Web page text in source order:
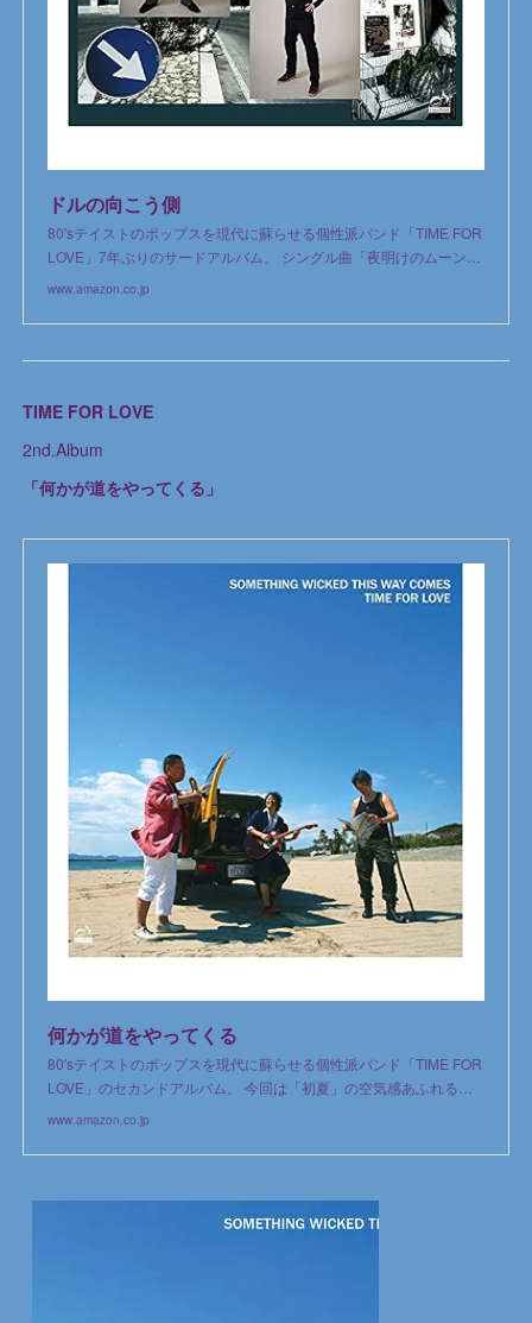
ドルの向こう側
80'sテイストのポップスを現代に蘇らせる個性派バンド「TIME FOR
LOVE」7年ぶりのサードアルバム。 シングル曲「夜明けのムーン…
www.amazon.co.jp
TIME FOR LOVE
2nd.Album
「何かが道をやってくる」
何かが道をやってくる
80'sテイストのポップスを現代に蘇らせる個性派バンド「TIME FOR
LOVE」のセカンドアルバム。 今回は「初夏」の空気感あふれる…
www.amazon.co.jp